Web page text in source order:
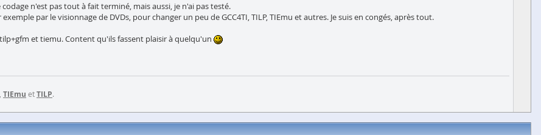
n'est pas tout à fait terminé, mais aussi, je n'ai pas testé.
par le visionnage de DVDs, pour changer un peu de GCC4TI, TILP, TIEmu et autres. Je suis en congés, après tout.
et tiemu. Content qu'ils fassent plaisir à quelqu'un
TIEmu etTILP.